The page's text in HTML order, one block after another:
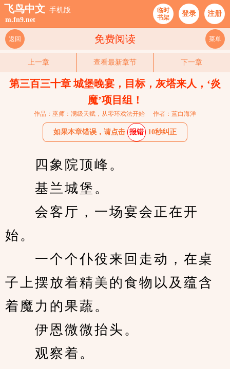
飞鸟中文 手机版
m.fn9.net
临时
书架
登录 注册
免费阅读
返回 菜单
上一章 查看最新章节 下一章
第三百三十章 城堡晚宴，目标，灰塔来人，‘炎
魔’项目组！
作品：巫师：满级天赋，从零环戏法开始 作者：蓝白海洋
如果本章错误，请点击 报错 10秒纠正
四象院顶峰。
基兰城堡。
会客厅，一场宴会正在开
始。
一个个仆役来回走动，在桌
子上摆放着精美的食物以及蕴含
着魔力的果蔬。
伊恩微微抬头。
观察着。